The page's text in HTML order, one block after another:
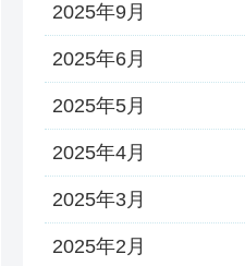
2025年9月
2025年6月
2025年5月
2025年4月
2025年3月
2025年2月